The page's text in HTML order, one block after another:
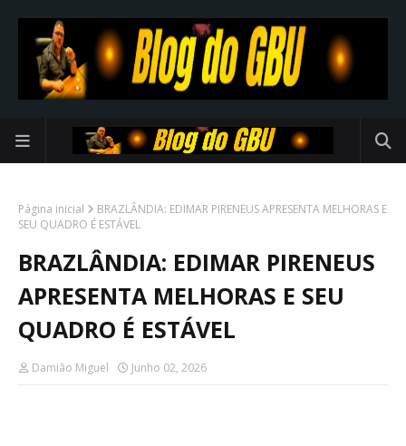
Página inicial
BRAZLÂNDIA: EDIMAR PIRENEUS APRESENTA MELHORAS E
SEU QUADRO É ESTÁVEL
BRAZLÂNDIA: EDIMAR PIRENEUS
APRESENTA MELHORAS E SEU
QUADRO É ESTÁVEL
Damião Miguel Junho 02, 2026